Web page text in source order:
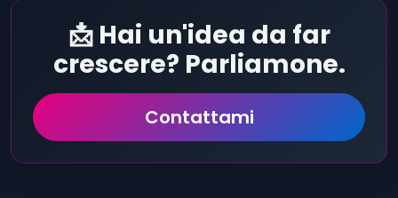
📩 Hai un'idea da far
crescere? Parliamone.
Contattami